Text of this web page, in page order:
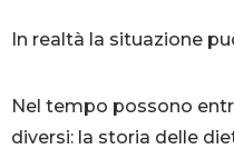
In realtà la situazione
Nel tempo possono
diversi: la storia delle